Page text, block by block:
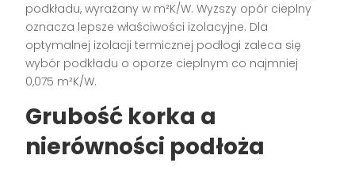
podkładu, wyrażany w m²K/W. Wyższy opór cieplny
oznacza lepsze właściwości izolacyjne. Dla
optymalnej izolacji termicznej podłogi zaleca się
wybór podkładu o oporze cieplnym co najmniej
0,075 m²K/W.
Grubość korka a
nierówności podłoża